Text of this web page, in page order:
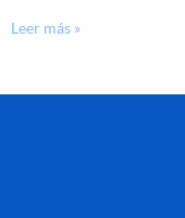
Leer más »